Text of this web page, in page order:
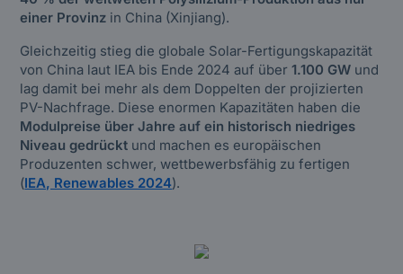
einer Provinz in China (Xinjiang).
Gleichzeitig stieg die globale Solar-Fertigungskapazität
von China laut IEA bis Ende 2024 auf über1.100 GW und
lag damit bei mehr als dem Doppelten der projizierten
PV-Nachfrage. Diese enormen Kapazitäten haben die
Modulpreise über Jahre auf ein historisch niedriges
Niveau gedrückt und machen es europäischen
Produzenten schwer, wettbewerbsfähig zu fertigen
(IEA, Renewables 2024).